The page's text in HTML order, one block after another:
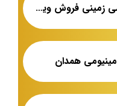
کابل ۷۰*۱ آلومینیومی زمینی فروش ویژه
همدان